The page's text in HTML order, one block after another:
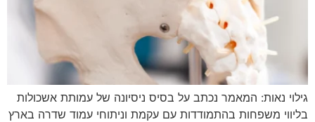
גילוי נאות: המאמר נכתב על בסיס ניסיונה של עמותת אשכולות
בליווי משפחות בהתמודדות עם עקמת וניתוחי עמוד שדרה בארץ